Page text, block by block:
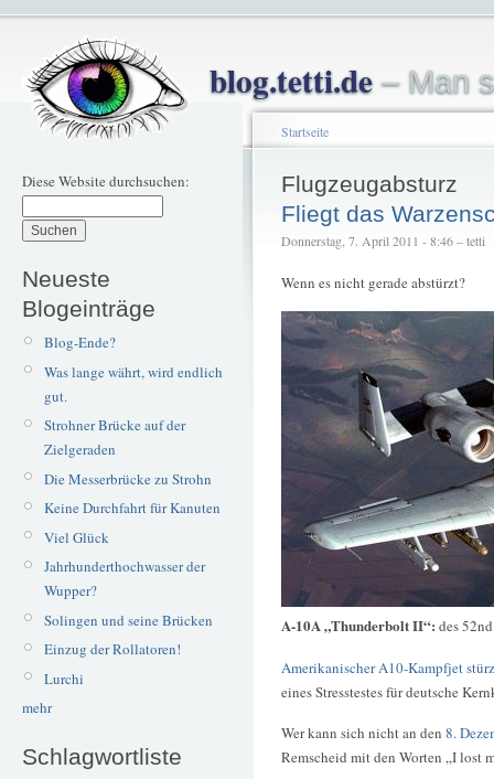
blog.tetti.de– Man
Diese Website durchsuchen:
Neueste
Blogeinträge
Blog-Ende?
Was lange währt, wird endlich
gut.
Strohner Brücke auf der
Zielgeraden
Die Messerbrücke zu Strohn
Keine Durchfahrt für Kanuten
Viel Glück
Jahrhunderthochwasser der
Wupper?
Solingen und seine Brücken
Einzug der Rollatoren!
Lurchi
mehr
Schlagwortliste
Startseite
Flugzeugabsturz
Fliegt das
Donnerstag, 7. April 2011 - 8:46 – tetti
Wenn es nicht gerade abstürzt?
A-10A „Thunderbolt II“: des
Amerikanischer A10-Kampfjet
eines Stresstestes für deutsche
Wer kann sich nicht an den 8.
Remscheid mit den Worten „I lost